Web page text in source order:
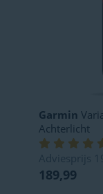
Garmin
Achterlicht
Adviesprijs
189,99